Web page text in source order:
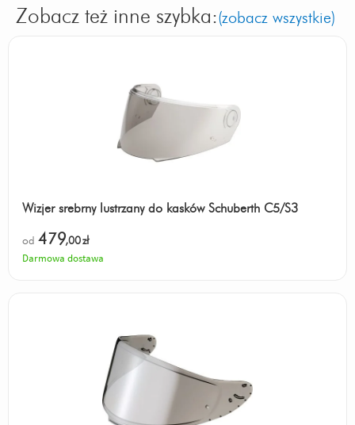
Zobacz też inne szybka:(zobacz wszystkie)
Wizjer srebrny lustrzany do kasków Schuberth C5/S3
od 479,00zł
Darmowa dostawa